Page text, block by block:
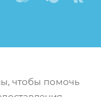
чтобы помочь